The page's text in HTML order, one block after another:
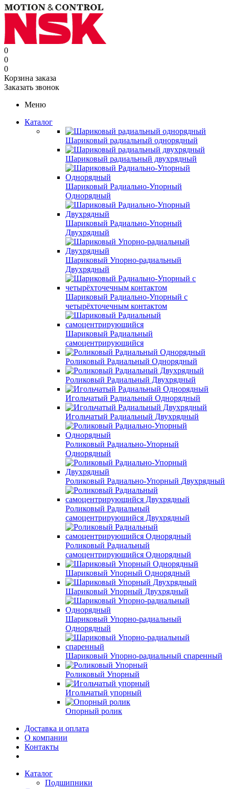
0
0
0
Корзина заказа
Заказать звонок
Меню
Каталог
Шариковый радиальный однорядный
Шариковый радиальный двухрядный
Шариковый Радиально-Упорный
Однорядный
Шариковый Радиально-Упорный
Двухрядный
Шариковый Упорно-радиальный
Двухрядный
Шариковый Радиально-Упорный с
четырёхточечным контактом
Шариковый Радиальный
самоцентрирующийся
Роликовый Радиальный Однорядный
Роликовый Радиальный Двухрядный
Игольчатый Радиальный Однорядный
Игольчатый Радиальный Двухрядный
Роликовый Радиально-Упорный
Однорядный
Роликовый Радиально-Упорный Двухрядный
Роликовый Радиальный
самоцентрирующийся Двухрядный
Роликовый Радиальный
самоцентрирующийся Однорядный
Шариковый Упорный Однорядный
Шариковый Упорный Двухрядный
Шариковый Упорно-радиальный
Однорядный
Шариковый Упорно-радиальный спаренный
Роликовый Упорный
Игольчатый упорный
Опорный ролик
Доставка и оплата
О компании
Контакты
Каталог
Подшипники